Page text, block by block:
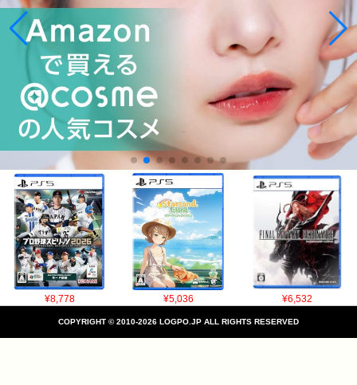
¥8,778 ¥5,036 ¥6,532
COPYRIGHT © 2010-2026 LOGPO.JP ALL RIGHTS RESERVED